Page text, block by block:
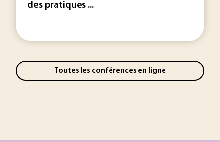
des pratiques ...
Toutes les conférences en ligne